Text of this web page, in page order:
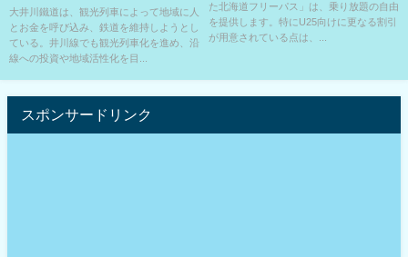
がで20分で完売??
大井川鐵道は、観光列車によって地域に人
とお金を呼び込み、鉄道を維持しようとし
ている。井川線でも観光列車化を進め、沿
線への投資や地域活性化を目...
た北海道フリーパス」は、乗り放題の自由
を提供します。特にU25向けに更なる割引
が用意されている点は、...
スポンサードリンク